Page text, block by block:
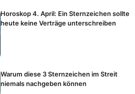
Horoskop 4. April: Ein Sternzeichen sollte
heute keine Verträge unterschreiben
Warum diese 3 Sternzeichen im Streit
niemals nachgeben können